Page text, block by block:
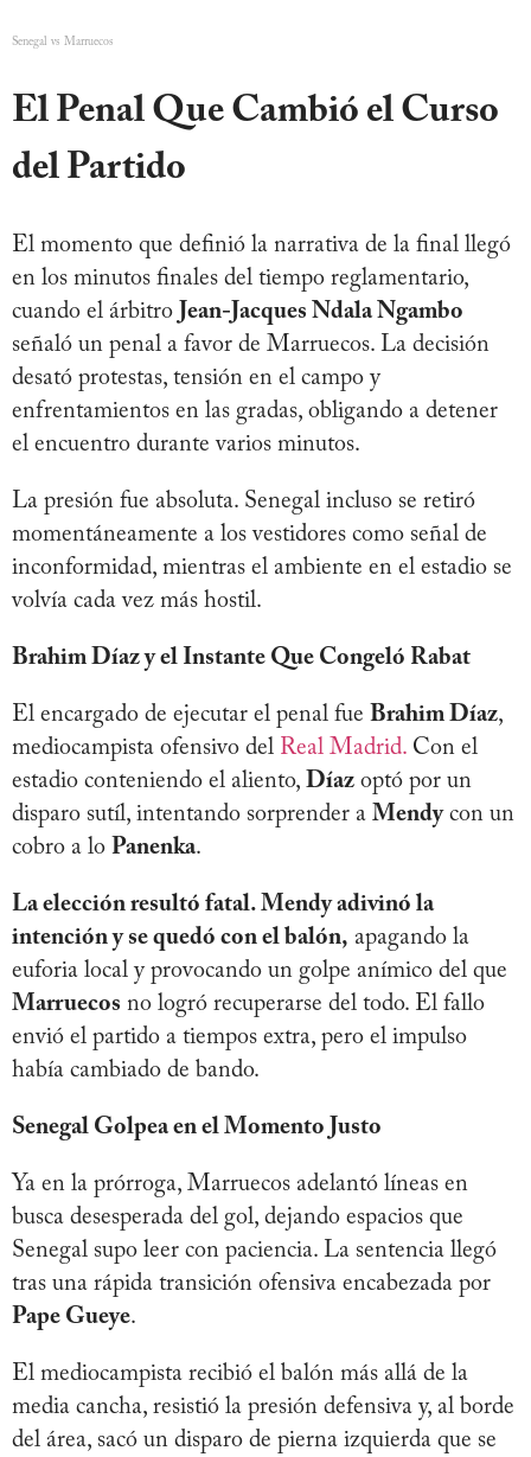
Senegal vs Marruecos
El Penal Que Cambió el Curso
del Partido
El momento que definió la narrativa de la final llegó
en los minutos finales del tiempo reglamentario,
cuando el árbitro Jean-Jacques Ndala Ngambo
señaló un penal a favor de Marruecos. La decisión
desató protestas, tensión en el campo y
enfrentamientos en las gradas, obligando a detener
el encuentro durante varios minutos.
La presión fue absoluta. Senegal incluso se retiró
momentáneamente a los vestidores como señal de
inconformidad, mientras el ambiente en el estadio se
volvía cada vez más hostil.
Brahim Díaz y el Instante Que Congeló Rabat
El encargado de ejecutar el penal fue Brahim Díaz,
mediocampista ofensivo del Real Madrid. Con el
estadio conteniendo el aliento, Díaz optó por un
disparo sutíl, intentando sorprender a Mendycon un
cobro a lo Panenka.
La elección resultó fatal. Mendy adivinó la
intención y se quedó con el balón, apagando la
euforia local y provocando un golpe anímico del que
Marruecos no logró recuperarse del todo. El fallo
envió el partido a tiempos extra, pero el impulso
había cambiado de bando.
Senegal Golpea en el Momento Justo
Ya en la prórroga, Marruecos adelantó líneas en
busca desesperada del gol, dejando espacios que
Senegal supo leer con paciencia. La sentencia llegó
tras una rápida transición ofensiva encabezada por
Pape Gueye.
El mediocampista recibió el balón más allá de la
media cancha, resistió la presión defensiva y, al borde
del área, sacó un disparo de pierna izquierda que se